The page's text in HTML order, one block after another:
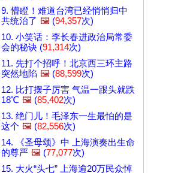
9. 懵瞪！难道台湾已经悄悄归中
共统治了 🖼️ (94,357次)
10. 小笑话：李长春进政治局常委
会的秘诀 (91,314次)
11. 先打个招呼！北京西三环主路
突然地陷 🖼️ (88,599次)
12. 比打摆子厉害 气温一跟头就跌
18℃ 🖼️ (85,402次)
13. 绝门儿！毛泽东一生最怕的是
这个 🖼️ (82,556次)
14. 《圣母颂》中 上海演奏出生命
的尊严 🖼️ (77,077次)
15. 大火“头七” 上海逾20万民众悼